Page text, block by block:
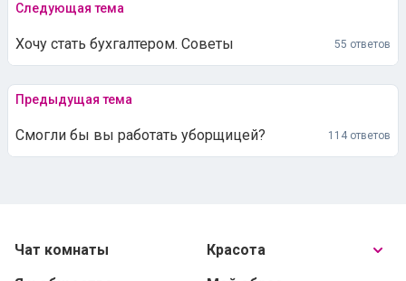
Следующая тема
Хочу стать бухгалтером. Советы 55 ответов
Предыдущая тема
Смогли бы вы работать уборщицей? 114 ответов
Чат комнаты
Красота